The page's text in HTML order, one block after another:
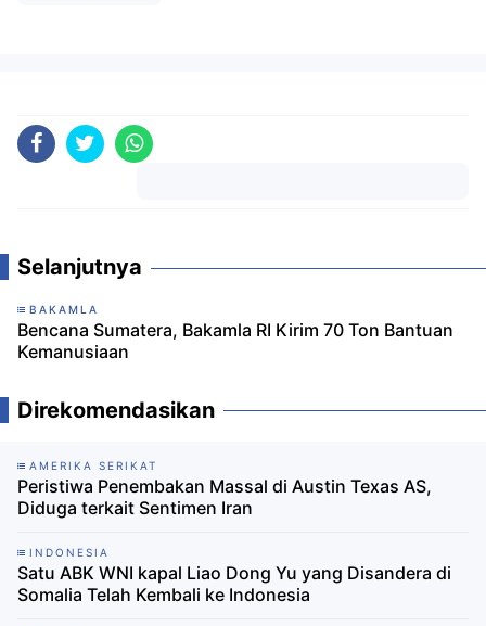
Selanjutnya
BAKAMLA
Bencana Sumatera, Bakamla RI Kirim 70 Ton Bantuan
Kemanusiaan
Direkomendasikan
AMERIKA SERIKAT
Peristiwa Penembakan Massal di Austin Texas AS,
Diduga terkait Sentimen Iran
INDONESIA
Satu ABK WNI kapal Liao Dong Yu yang Disandera di
Somalia Telah Kembali ke Indonesia